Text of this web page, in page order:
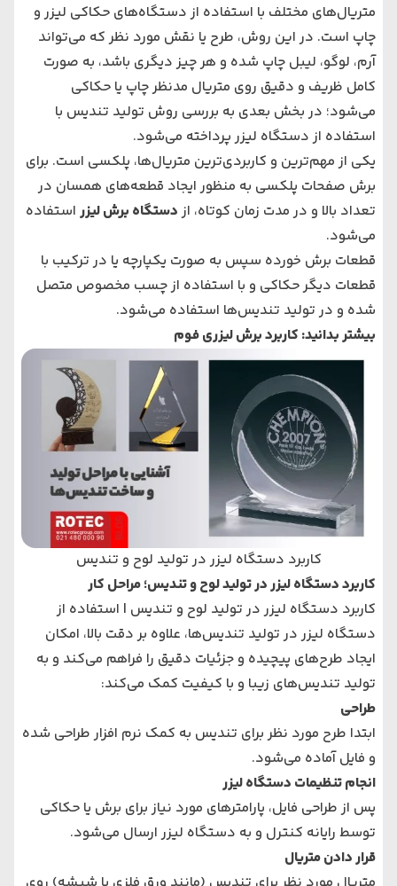
متریال‌های مختلف با استفاده از دستگاه‌های حکاکی لیزر و
چاپ است. در این روش، طرح یا نقش مورد نظر که می‌تواند
آرم، لوگو، لیبل چاپ شده و هر چیز دیگری باشد، به صورت
کامل ظریف و دقیق روی متریال مدنظر چاپ یا حکاکی
می‌شود؛ در بخش بعدی به بررسی روش تولید تندیس با
استفاده از دستگاه لیزر پرداخته می‌شود.
یکی از مهم‌ترین و کاربردی‌ترین متریال‌ها، پلکسی است. برای
برش صفحات پلکسی به منظور ایجاد قطعه‌های همسان در
تعداد بالا و در مدت زمان کوتاه، ازدستگاه برش لیزر استفاده
می‌شود.
قطعات برش خورده سپس به صورت یکپارچه یا در ترکیب با
قطعات دیگر حکاکی و با استفاده از چسب مخصوص متصل
شده و در تولید تندیس‌ها استفاده می‌شود.
بیشتر بدانید: کاربرد برش لیزری فوم
کاربرد دستگاه لیزر در تولید لوح و تندیس
کاربرد دستگاه لیزر در تولید لوح و تندیس؛ مراحل کار
کاربرد دستگاه لیزر در تولید لوح و تندیس | استفاده از
دستگاه لیزر در تولید تندیس‌ها، علاوه بر دقت بالا، امکان
ایجاد طرح‌های پیچیده و جزئیات دقیق را فراهم می‌کند و به
تولید تندیس‌های زیبا و با کیفیت کمک می‌کند:
طراحی
ابتدا طرح مورد نظر برای تندیس به کمک نرم افزار طراحی شده
و فایل آماده می‌شود.
انجام تنظیمات دستگاه لیزر
پس از طراحی فایل، پارامترهای مورد نیاز برای برش یا حکاکی
توسط رایانه کنترل و به دستگاه لیزر ارسال می‌شود.
قرار دادن متریال